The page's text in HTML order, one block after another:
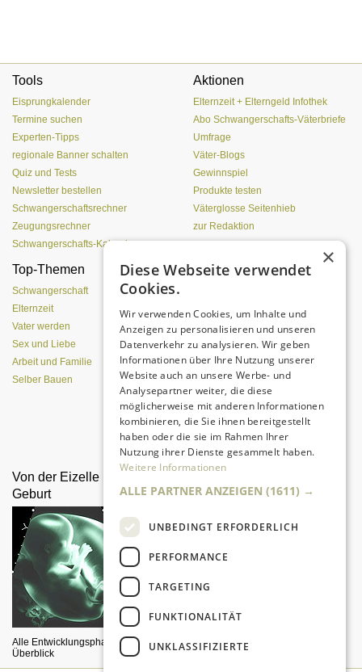
Tools
Eisprungkalender
Termine suchen
Experten-Tipps
regionale Banner schalten
Quiz und Tests
Newsletter bestellen
Schwangerschaftsrechner
Zeugungsrechner
Schwangerschafts-Kalender
Aktionen
Elternzeit + Elterngeld Infothek
Abo Schwangerschafts-Väterbriefe
Umfrage
Väter-Blogs
Gewinnspiel
Produkte testen
Väterglosse Seitenhieb
zur Redaktion
Top-Themen
Schwangerschaft
Elternzeit
Vater werden
Sex und Liebe
Arbeit und Familie
Selber Bauen
Einen Lehmofen
Da sind Kinder mit Begeisterung
dabei.
Von der Eizelle bis zur
Geburt
Alle Entwicklungsphasen im
Überblick
×
Diese Webseite verwendet
Cookies.
Wir verwenden Cookies, um Inhalte und
Anzeigen zu personalisieren und unseren
Datenverkehr zu analysieren. Wir geben
Informationen über Ihre Nutzung unserer
Website auch an unsere Werbe- und
Analysepartner weiter, die diese
möglicherweise mit anderen Informationen
kombinieren, die Sie ihnen bereitgestellt
haben oder die sie im Rahmen Ihrer
Nutzung ihrer Dienste gesammelt haben.
Weitere Informationen
ALLE PARTNER ANZEIGEN (1611) →
UNBEDINGT ERFORDERLICH
PERFORMANCE
TARGETING
FUNKTIONALITÄT
UNKLASSIFIZIERTE